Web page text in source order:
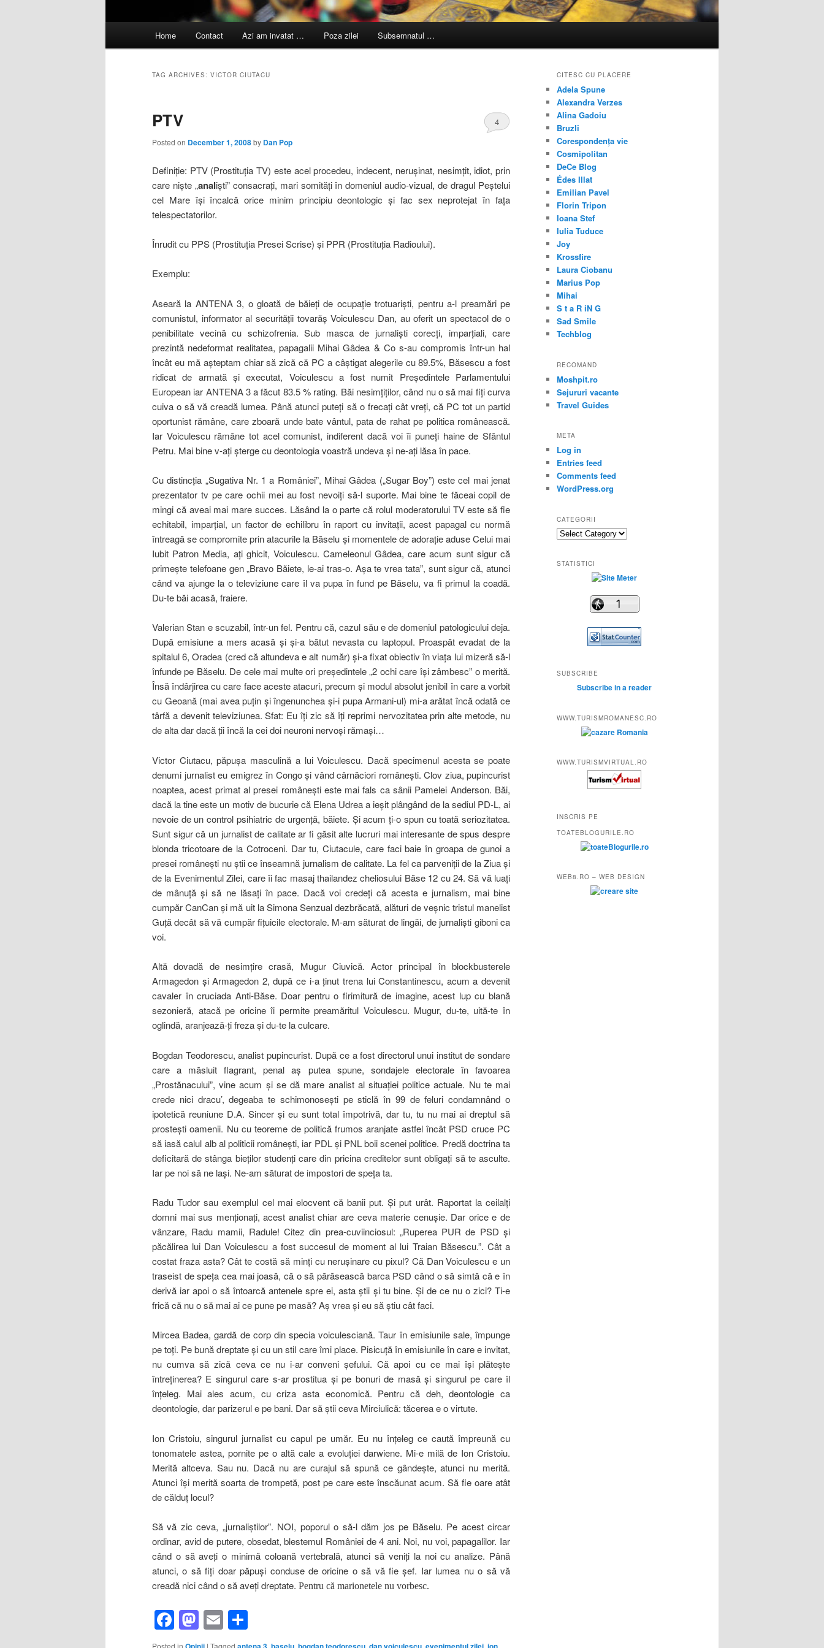
Home Contact Azi am invatat … Poza zilei Subsemnatul …
TAG ARCHIVES: VICTOR CIUTACU
PTV
Posted on December 1, 2008by Dan Pop
4
Definiţie: PTV (Prostituţia TV) este acel procedeu, indecent, neruşinat, nesimţit, idiot, prin
care nişte „analişti” consacraţi, mari somităţi în domeniul audio-vizual, de dragul Peştelui
cel Mare îşi încalcă orice minim principiu deontologic şi fac sex neprotejat în faţa
telespectatorilor.
Înrudit cu PPS (Prostituţia Presei Scrise) şi PPR (Prostituţia Radioului).
Exemplu:
Aseară la ANTENA 3, o gloată de băieţi de ocupaţie trotuarişti, pentru a-l preamări pe
comunistul, informator al securităţii tovarăş Voiculescu Dan, au oferit un spectacol de o
penibilitate vecină cu schizofrenia. Sub masca de jurnalişti corecţi, imparţiali, care
prezintă nedeformat realitatea, papagalii Mihai Gâdea & Co s-au compromis într-un hal
încât eu mă aşteptam chiar să zică că PC a câştigat alegerile cu 89.5%, Băsescu a fost
ridicat de armată şi executat, Voiculescu a fost numit Preşedintele Parlamentului
European iar ANTENA 3 a făcut 83.5 % rating. Băi nesimţiţilor, când nu o să mai fiţi curva
cuiva o să vă creadă lumea. Până atunci puteţi să o frecaţi cât vreţi, că PC tot un partid
oportunist rămâne, care zboară unde bate vântul, pata de rahat pe politica românească.
Iar Voiculescu rămâne tot acel comunist, indiferent dacă voi îi puneţi haine de Sfântul
Petru. Mai bine v-aţi şterge cu deontologia voastră undeva şi ne-aţi lăsa în pace.
Cu distincţia „Sugativa Nr. 1 a României”, Mihai Gâdea („Sugar Boy”) este cel mai jenat
prezentator tv pe care ochii mei au fost nevoiţi să-l suporte. Mai bine te făceai copil de
mingi că aveai mai mare succes. Lăsând la o parte că rolul moderatorului TV este să fie
echitabil, imparţial, un factor de echilibru în raport cu invitaţii, acest papagal cu normă
întreagă se compromite prin atacurile la Băselu şi momentele de adoraţie aduse Celui mai
Iubit Patron Media, aţi ghicit, Voiculescu. Cameleonul Gâdea, care acum sunt sigur că
primeşte telefoane gen „Bravo Băiete, le-ai tras-o. Aşa te vrea tata”, sunt sigur că, atunci
când va ajunge la o televiziune care îl va pupa în fund pe Băselu, va fi primul la coadă.
Du-te băi acasă, fraiere.
Valerian Stan e scuzabil, într-un fel. Pentru că, cazul său e de domeniul patologicului deja.
După emisiune a mers acasă şi şi-a bătut nevasta cu laptopul. Proaspăt evadat de la
spitalul 6, Oradea (cred că altundeva e alt număr) şi-a fixat obiectiv în viaţa lui mizeră să-l
înfunde pe Băselu. De cele mai multe ori preşedintele „2 ochi care îşi zâmbesc” o merită.
Însă îndârjirea cu care face aceste atacuri, precum şi modul absolut jenibil în care a vorbit
cu Geoană (mai avea puţin şi îngenunchea şi-i pupa Armani-ul) mi-a arătat încă odată ce
târfă a devenit televiziunea. Sfat: Eu îţi zic să îţi reprimi nervozitatea prin alte metode, nu
de alta dar dacă ţii încă la cei doi neuroni nervoşi rămaşi…
Victor Ciutacu, păpuşa masculină a lui Voiculescu. Dacă specimenul acesta se poate
denumi jurnalist eu emigrez în Congo şi vând cârnăciori româneşti. Clov ziua, pupincurist
noaptea, acest primat al presei româneşti este mai fals ca sânii Pamelei Anderson. Băi,
dacă la tine este un motiv de bucurie că Elena Udrea a ieşit plângând de la sediul PD-L, ai
nevoie de un control psihiatric de urgenţă, băiete. Şi acum ţi-o spun cu toată seriozitatea.
Sunt sigur că un jurnalist de calitate ar fi găsit alte lucruri mai interesante de spus despre
blonda tricotoare de la Cotroceni. Dar tu, Ciutacule, care faci baie în groapa de gunoi a
presei româneşti nu ştii ce înseamnă jurnalism de calitate. La fel ca parveniţii de la Ziua şi
de la Evenimentul Zilei, care îi fac masaj thailandez cheliosului Băse 12 cu 24. Să vă luaţi
de mânuţă şi să ne lăsaţi în pace. Dacă voi credeţi că acesta e jurnalism, mai bine
cumpăr CanCan şi mă uit la Simona Senzual dezbrăcată, alături de veşnic tristul manelist
Guţă decât să vă cumpăr fiţuicile electorale. M-am săturat de lingăi, de jurnalişti giboni ca
voi.
Altă dovadă de nesimţire crasă, Mugur Ciuvică. Actor principal în blockbusterele
Armagedon şi Armagedon 2, după ce i-a ţinut trena lui Constantinescu, acum a devenit
cavaler în cruciada Anti-Băse. Doar pentru o firimitură de imagine, acest lup cu blană
sezonieră, atacă pe oricine îi permite preamăritul Voiculescu. Mugur, du-te, uită-te în
oglindă, aranjează-ţi freza şi du-te la culcare.
Bogdan Teodorescu, analist pupincurist. După ce a fost directorul unui institut de sondare
care a măsluit flagrant, penal aş putea spune, sondajele electorale în favoarea
„Prostănacului”, vine acum şi se dă mare analist al situaţiei politice actuale. Nu te mai
crede nici dracu’, degeaba te schimonoseşti pe sticlă în 99 de feluri condamnând o
ipotetică reuniune D.A. Sincer şi eu sunt total împotrivă, dar tu, tu nu mai ai dreptul să
prosteşti oamenii. Nu cu teoreme de politică frumos aranjate astfel încât PSD cruce PC
să iasă calul alb al politicii româneşti, iar PDL şi PNL boii scenei politice. Predă doctrina ta
deficitară de stânga bieţilor studenţi care din pricina creditelor sunt obligaţi să te asculte.
Iar pe noi să ne laşi. Ne-am săturat de impostori de speţa ta.
Radu Tudor sau exemplul cel mai elocvent că banii put. Şi put urât. Raportat la ceilalţi
domni mai sus menţionaţi, acest analist chiar are ceva materie cenuşie. Dar orice e de
vânzare, Radu mamii, Radule! Citez din prea-cuviinciosul: „Ruperea PUR de PSD şi
păcălirea lui Dan Voiculescu a fost succesul de moment al lui Traian Băsescu.”. Cât a
costat fraza asta? Cât te costă să minţi cu neruşinare cu pixul? Că Dan Voiculescu e un
traseist de speţa cea mai joasă, că o să părăsească barca PSD când o să simtă că e în
derivă iar apoi o să întoarcă antenele spre ei, asta ştii şi tu bine. Şi de ce nu o zici? Ti-e
frică că nu o să mai ai ce pune pe masă? Aş vrea şi eu să ştiu cât faci.
Mircea Badea, gardă de corp din specia voiculesciană. Taur în emisiunile sale, împunge
pe toţi. Pe bună dreptate şi cu un stil care îmi place. Pisicuţă în emisiunile în care e invitat,
nu cumva să zică ceva ce nu i-ar conveni şefului. Că apoi cu ce mai îşi plăteşte
întreţinerea? E singurul care s-ar prostitua şi pe bonuri de masă şi singurul pe care îl
înţeleg. Mai ales acum, cu criza asta economică. Pentru că deh, deontologie ca
deontologie, dar parizerul e pe bani. Dar să ştii ceva Mirciulică: tăcerea e o virtute.
Ion Cristoiu, singurul jurnalist cu capul pe umăr. Eu nu înţeleg ce caută împreună cu
tonomatele astea, pornite pe o altă cale a evoluţiei darwiene. Mi-e milă de Ion Cristoiu.
Merită altceva. Sau nu. Dacă nu are curajul să spună ce gândeşte, atunci nu merită.
Atunci îşi merită soarta de trompetă, post pe care este înscăunat acum. Să fie oare atât
de călduţ locul?
Să vă zic ceva, „jurnaliştilor”. NOI, poporul o să-l dăm jos pe Băselu. Pe acest circar
ordinar, avid de putere, obsedat, blestemul României de 4 ani. Noi, nu voi, papagalilor. Iar
când o să aveţi o minimă coloană vertebrală, atunci să veniţi la noi cu analize. Până
atunci, o să fiţi doar păpuşi conduse de oricine o să vă fie şef. Iar lumea nu o să vă
creadă nici când o să aveţi dreptate. Pentru că marionetele nu vorbesc.
Facebook
Mastodon
Email
Posted in | Tagged
CITESC CU PLACERE
Adela Spune
Alexandra Verzes
Alina Gadoiu
Bruzli
Corespondența vie
Cosmipolitan
DeCe Blog
Édes Illat
Emilian Pavel
Florin Tripon
Ioana Stef
Iulia Tuduce
Joy
Krossfire
Laura Ciobanu
Marius Pop
Mihai
S t a R iN G
Sad Smile
Techblog
RECOMAND
Moshpit.ro
Sejururi vacante
Travel Guides
META
Log in
Entries feed
Comments feed
WordPress.org
CATEGORII
Categorii
STATISTICI
SUBSCRIBE
Subscribe in a reader
WWW.TURISMROMANESC.RO
WWW.TURISMVIRTUAL.RO
INSCRIS PE
TOATEBLOGURILE.RO
WEB8.RO – WEB DESIGN